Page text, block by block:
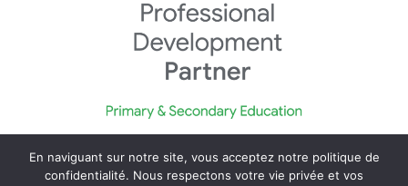
En naviguant sur notre site, vous acceptez notre politique de
confidentialité. Nous respectons votre vie privée et vos